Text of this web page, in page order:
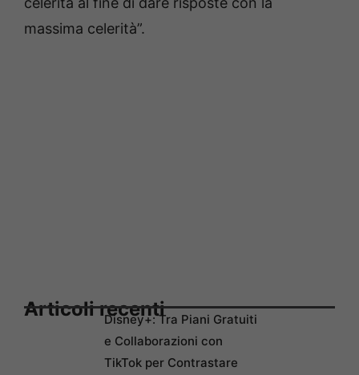
massima celerità”.
Articoli recentiDisney+: Tra Piani Gratuiti
e Collaborazioni con
TikTok per Contrastare